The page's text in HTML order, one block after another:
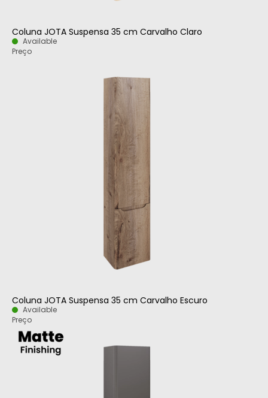
Coluna JOTA Suspensa 35 cm Carvalho Claro
Available
Preço
Coluna JOTA Suspensa 35 cm Carvalho Escuro
Available
Preço